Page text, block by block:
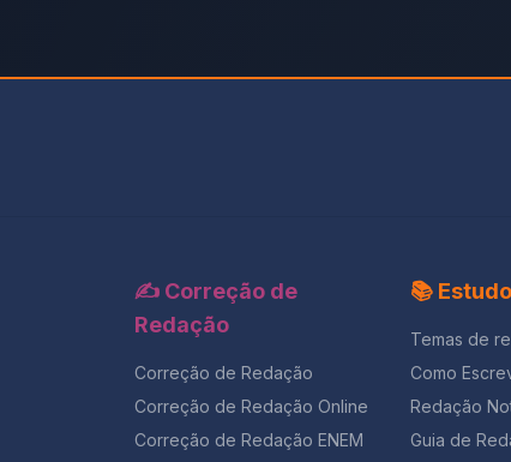
✍️ Correção de
Redação
Correção de Redação
Correção de Redação Online
Correção de Redação ENEM
📚
Temas de
Como
Redação
Guia de